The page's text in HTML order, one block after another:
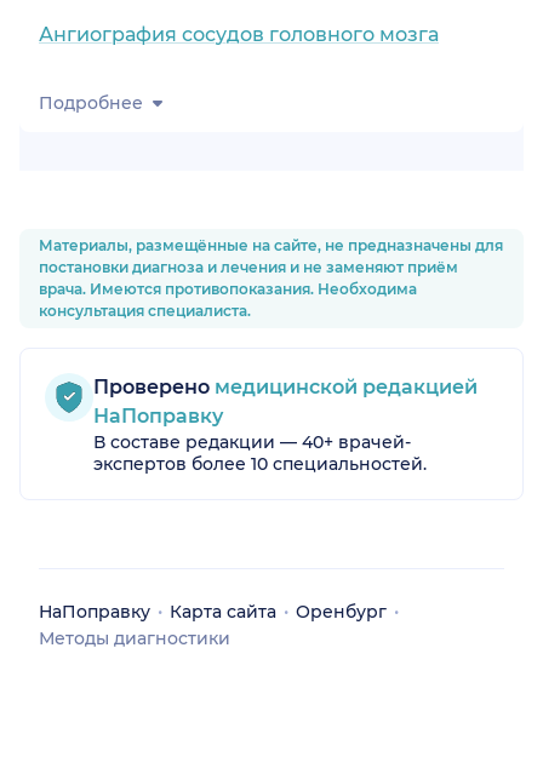
Ангиография сосудов головного мозга
Подробнее
Материалы, размещённые на сайте, не предназначены для
постановки диагноза и лечения и не заменяют приём
врача. Имеются противопоказания. Необходима
консультация специалиста.
Проверено медицинской редакцией
НаПоправку
В составе редакции — 40+ врачей-
экспертов более 10 специальностей.
НаПоправку Карта сайта
Оренбург
Методы диагностики